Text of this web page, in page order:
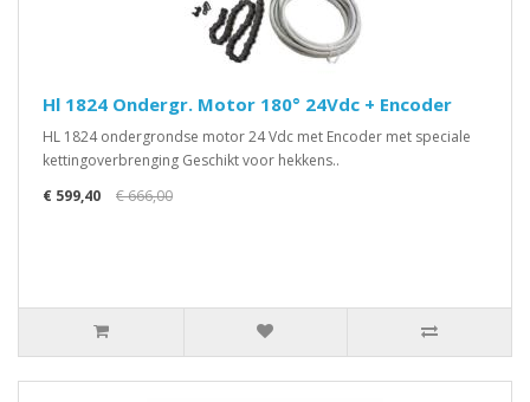
Hl 1824 Ondergr. Motor 180° 24Vdc + Encoder
HL 1824 ondergrondse motor 24 Vdc met Encoder met speciale
kettingoverbrenging Geschikt voor hekkens..
€ 599,40
€ 666,00